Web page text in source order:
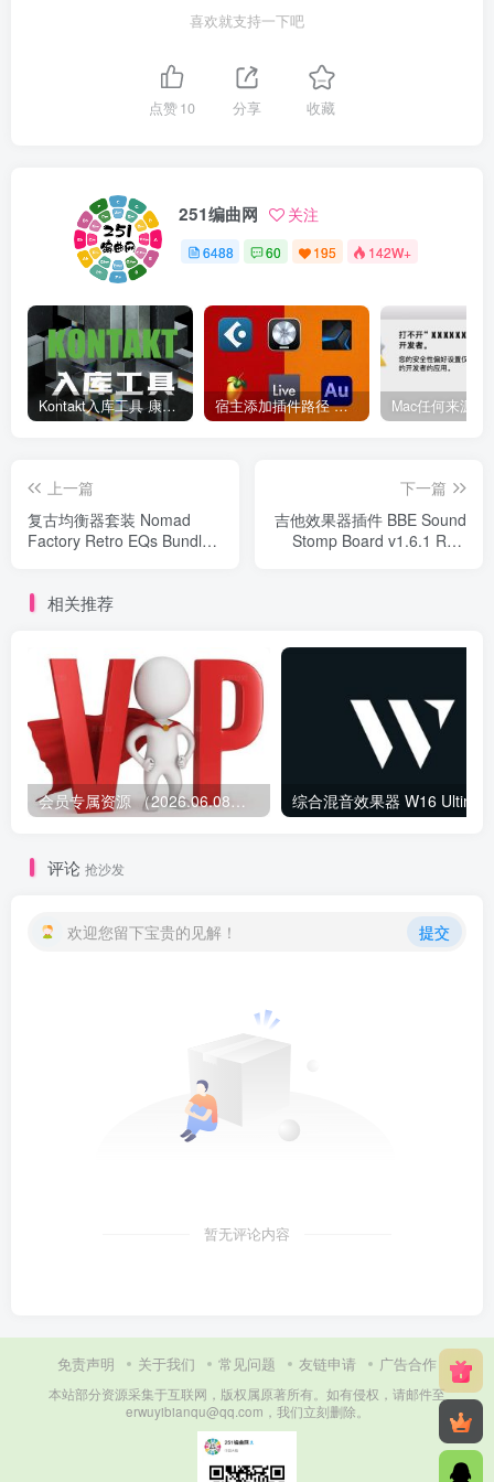
喜欢就支持一下吧
点赞10 分享 收藏
251编曲网 关注
6488 60 195 142W+
Kontakt入库工具 康泰克入库教程 宿主添加插件路径 插件路径设置 VSTPlugins路径
上一篇
复古均衡器套装 Nomad
Factory Retro EQs Bundle
下一篇
吉他效果器插件 BBE Sound
Stomp Board v1.6.1 R2R
相关推荐
会员专属资源 （2026.06.08更新）
评论 抢沙发
欢迎您留下宝贵的见解！ 提交
暂无评论内容
免责声明 关于我们 常见问题 友链申请 广告合作
本站部分资源采集于互联网，版权属原著所有。如有侵权，请邮件至
erwuyibianqu@qq.com，我们立刻删除。